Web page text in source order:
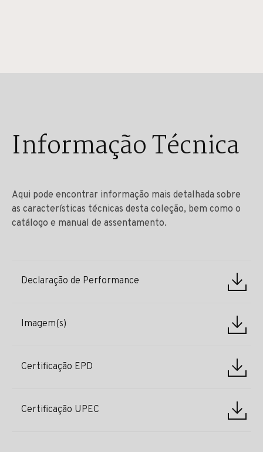
Informação Técnica
Aqui pode encontrar informação mais detalhada sobre
as características técnicas desta coleção, bem como o
catálogo e manual de assentamento.
Declaração de Performance
Imagem(s)
Certificação EPD
Certificação UPEC